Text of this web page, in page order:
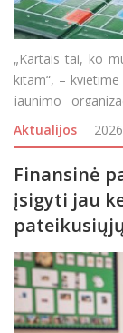
„Kartais tai, ko
kitam“, –
jaunimo
nariai, kviečiantys
Aktualijos
Finansinė
įsigyti jau